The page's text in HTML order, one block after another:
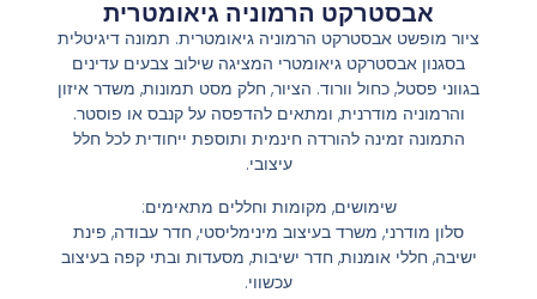
הגדלת גופן
גופן קריא
ניגודיות בהירה
הוסף קו תחתון לקישורים
סמן קישורים
אבסטרקט הרמוניה גיאומטרית
ציור מופשט אבסטרקט הרמוניה גיאומטרית. תמונה דיגיטלית
בסגנון אבסטרקט גיאומטרי המציגה שילוב צבעים עדינים
בגווני פסטל, כחול וורוד. הציור, חלק מסט תמונות, משדר איזון
והרמוניה מודרנית, ומתאים להדפסה על קנבס או פוסטר.
התמונה זמינה להורדה חינמית ותוספת ייחודית לכל חלל
עיצובי.
שימושים, מקומות וחללים מתאימים:
סלון מודרני, משרד בעיצוב מינימליסטי, חדר עבודה, פינת
ישיבה, חללי אומנות, חדר ישיבות, מסעדות ובתי קפה בעיצוב
עכשווי.